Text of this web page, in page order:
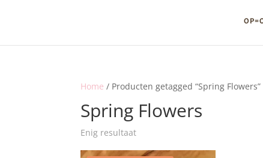
Home / Producten getagged “Spring Flowers”
Spring Flowers
Enig resultaat